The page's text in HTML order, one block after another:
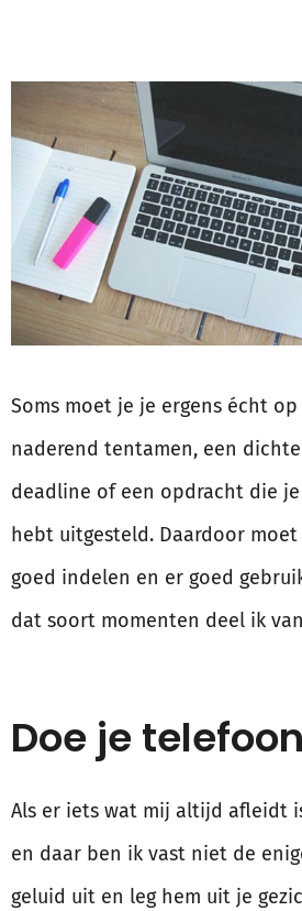
Soms moet je je ergens écht op
naderend tentamen, een
deadline of een opdracht die
hebt uitgesteld. Daardoor
goed indelen en er goed
dat soort momenten deel ik
Doe je
Als er iets wat mij altijd afleidt
en daar ben ik vast niet de
geluid uit en leg hem uit je